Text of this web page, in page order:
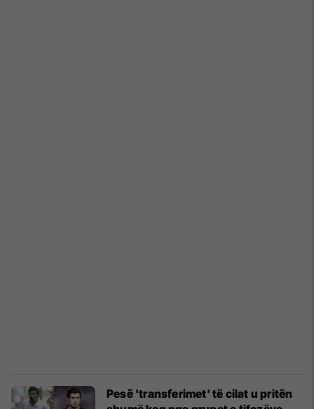
Pesë 'transferimet' të cilat u pritën